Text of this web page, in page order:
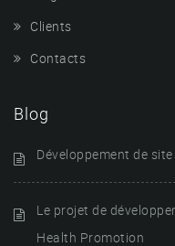
Clients
Contacts
Blog
Développement de
Le projet de
Health Promotion